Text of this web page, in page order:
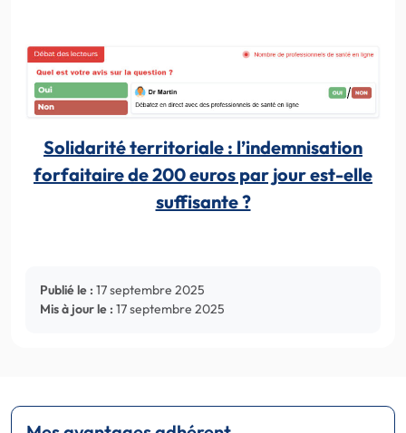
Solidarité territoriale : l’indemnisation
forfaitaire de 200 euros par jour est-elle
suffisante ?
Publié le : 17 septembre 2025
Mis à jour le : 17 septembre 2025